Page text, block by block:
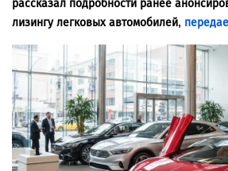
рассказал подробности ранее
лизингу легковых автомобилей,